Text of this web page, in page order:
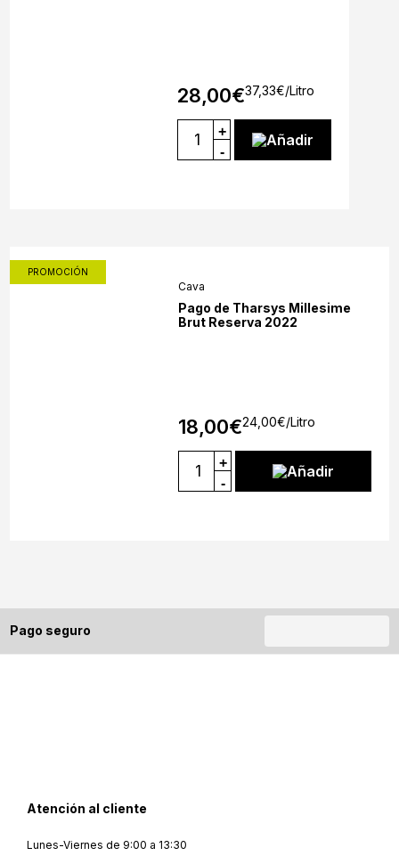
28,00€37,33€/Litro
+
-
Añadir
PROMOCIÓN
Cava
Pago de Tharsys Millesime
Brut Reserva 2022
18,00€24,00€/Litro
+
-
Añadir
Pago seguro
Atención al cliente
Lunes-Viernes de 9:00 a 13:30